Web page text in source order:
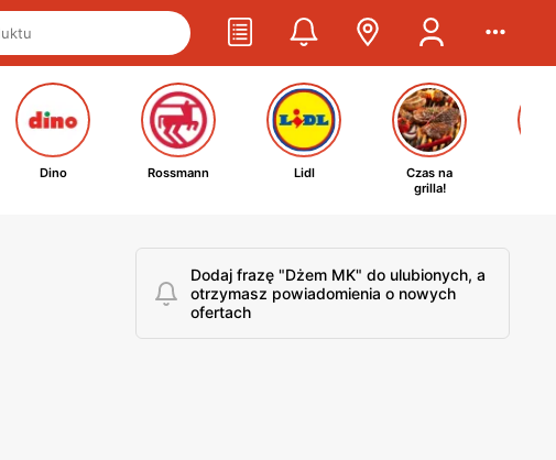
Dino Rossmann Lidl
Czas na
grilla!
Dodaj frazę "Dżem MK" do ulubionych, a
otrzymasz powiadomienia o nowych
ofertach